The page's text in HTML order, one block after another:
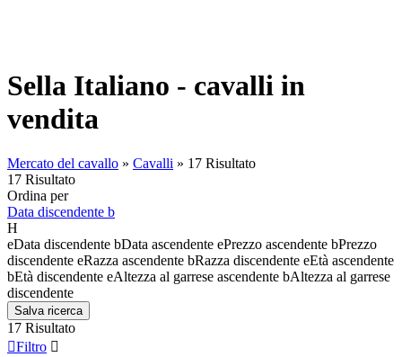
Sella Italiano - cavalli in
vendita
Mercato del cavallo » Cavalli » 17 Risultato
17 Risultato
Ordina per
Data discendente b
H
eData discendente bData ascendente ePrezzo ascendente bPrezzo
discendente eRazza ascendente bRazza discendente eEtà ascendente
bEtà discendente eAltezza al garrese ascendente bAltezza al garrese
discendente
Salva ricerca
17 Risultato
Filtro 